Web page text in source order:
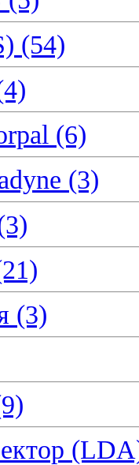
(54)
(6)
(3)
(3)